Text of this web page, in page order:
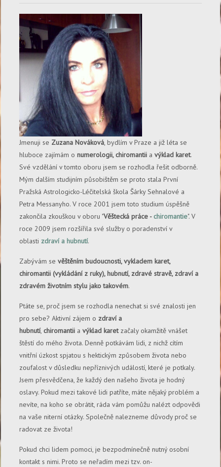
Jmenuji se Zuzana Nováková, bydlím v Praze a již léta se
hluboce zajímám onumerologii, chiromantii avýklad karet.
Své vzdělání v tomto oboru jsem se rozhodla řešit odborně.
Mým dalším studijním působištěm se proto stala První
Pražská Astrologicko-Léčitelská škola Šárky Sehnalové a
Petra Messanyho. V roce 2001 jsem toto studium úspěšně
zakončila zkouškou v oboru "Věštecká práce - chiromantie". V
roce 2009 jsem rozšířila své služby o poradenství v
oblasti zdraví a hubnutí.
Zabývám sevěštěním budoucnosti, vykladem karet,
chiromantii (vykládání z ruky), hubnutí, zdravé stravě, zdraví a
zdravém životním stylu jako takovém.
Ptáte se, proč jsem se rozhodla nenechat si své znalosti jen
pro sebe? Aktivní zájem o zdraví a
hubnutí, chiromantii avýklad karetzačaly okamžitě vnášet
štěstí do mého života. Denně potkávám lidi, z nichž cítím
vnitřní úzkost spjatou s hektickým způsobem života nebo
zoufalost v důsledku nepříznivých událostí, které je potkaly.
Jsem přesvědčena, že každý den našeho života je hodný
oslavy. Pokud mezi takové lidi patříte, máte nějaký problém a
nevíte, na koho se obrátit, ráda vám pomůžu nalézt odpovědi
na vaše niterní otázky. Společně nalezneme důvody proč se
radovat ze života!
Pokud chci lidem pomoci, je bezpodmínečně nutný osobní
kontakt s nimi. Proto se neřadím mezi tzv. on-